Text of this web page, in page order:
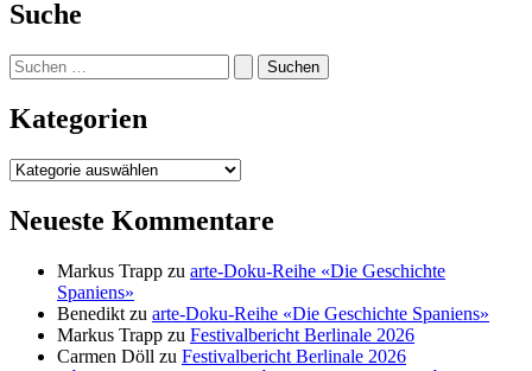
Suche
Suchen
nach:
Kategorien
Kategorien
Neueste Kommentare
Markus Trapp zu arte-Doku-Reihe «Die Geschichte
Spaniens»
Benedikt zu arte-Doku-Reihe «Die Geschichte Spaniens»
Markus Trapp zu Festivalbericht Berlinale 2026
Carmen Döll zu Festivalbericht Berlinale 2026